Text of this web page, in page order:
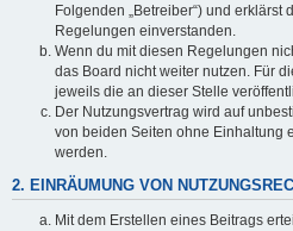
Folgenden „Betreiber“) und erklärst
Regelungen einverstanden.
Wenn du mit diesen Regelungen
das Board nicht weiter nutzen. Für
jeweils die an dieser Stelle
Der Nutzungsvertrag wird auf
von beiden Seiten ohne Einhaltung
werden.
2. EINRÄUMUNG VON
Mit dem Erstellen eines Beitrags